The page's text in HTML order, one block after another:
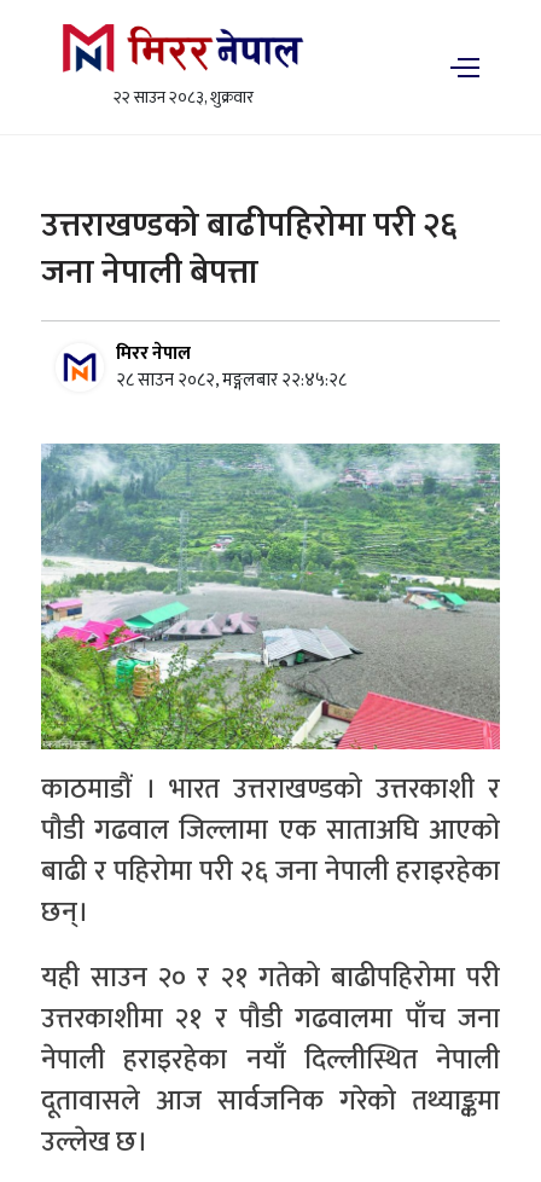
२२ साउन २०८३, शुक्रवार
उत्तराखण्डको बाढीपहिरोमा परी २६
जना नेपाली बेपत्ता
मिरर नेपाल
२८ साउन २०८२, मङ्गलबार २२:४५:२८
काठमाडौं । भारत उत्तराखण्डको उत्तरकाशी र
पौडी गढवाल जिल्लामा एक साताअघि आएको
बाढी र पहिरोमा परी २६ जना नेपाली हराइरहेका
छन्।
यही साउन २० र २१ गतेको बाढीपहिरोमा परी
उत्तरकाशीमा २१ र पौडी गढवालमा पाँच जना
नेपाली हराइरहेका नयाँ दिल्लीस्थित नेपाली
दूतावासले आज सार्वजनिक गरेको तथ्याङ्कमा
उल्लेख छ।